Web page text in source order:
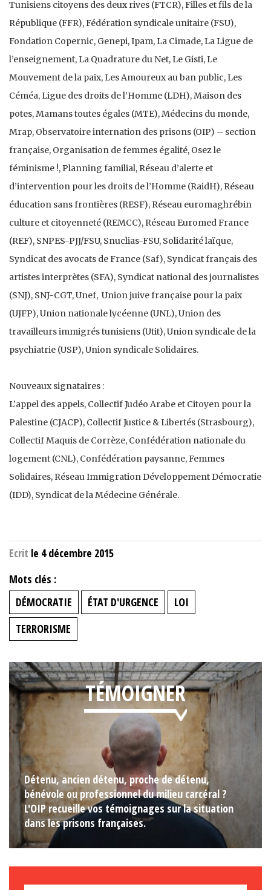
Tunisiens citoyens des deux rives (FTCR), Filles et fils de la
République (FFR), Fédération syndicale unitaire (FSU),
Fondation Copernic, Genepi, Ipam, La Cimade, La Ligue de
l’enseignement, La Quadrature du Net, Le Gisti, Le
Mouvement de la paix, Les Amoureux au ban public, Les
Céméa, Ligue des droits de l’Homme (LDH), Maison des
potes, Mamans toutes égales (MTE), Médecins du monde,
Mrap, Observatoire internation des prisons (OIP) – section
française, Organisation de femmes égalité, Osez le
féminisme !, Planning familial, Réseau d’alerte et
d’intervention pour les droits de l’Homme (RaidH), Réseau
éducation sans frontières (RESF), Réseau euromaghrébin
culture et citoyenneté (REMCC), Réseau Euromed France
(REF), SNPES-PJJ/FSU, Snuclias-FSU, Solidarité laïque,
Syndicat des avocats de France (Saf), Syndicat français des
artistes interprètes (SFA), Syndicat national des journalistes
(SNJ), SNJ-CGT, Unef, Union juive française pour la paix
(UJFP), Union nationale lycéenne (UNL), Union des
travailleurs immigrés tunisiens (Utit), Union syndicale de la
psychiatrie (USP), Union syndicale Solidaires.
Nouveaux signataires :
L’appel des appels, Collectif Judéo Arabe et Citoyen pour la
Palestine (CJACP), Collectif Justice & Libertés (Strasbourg),
Collectif Maquis de Corrèze, Confédération nationale du
logement (CNL), Confédération paysanne, Femmes
Solidaires, Réseau Immigration Développement Démocratie
(IDD), Syndicat de la Médecine Générale.
Ecrit le 4 décembre 2015
Mots clés :
DÉMOCRATIE
ÉTAT D'URGENCE
LOI
TERRORISME
TÉMOIGNER
Détenu, ancien détenu, proche de détenu,
bénévole ou professionnel du milieu carcéral ?
L'OIP recueille vos témoignages sur la situation
dans les prisons françaises.